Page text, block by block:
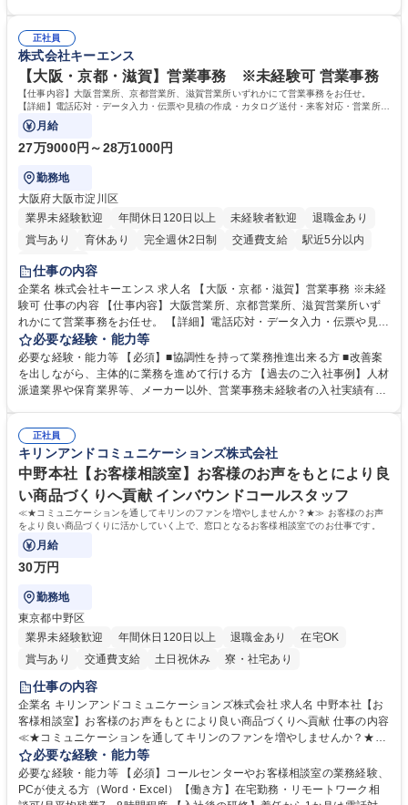
幅広く経験を積みたい意欲がある方に最適な環境です。 募集職種 【総
務・人事】未経験歓迎/日立グループ/組織運営を支えるゼネラリストを目
指す
のご経験 ■労務管理（給与計算・社会保険手続き・勤怠管理など）の経験
■衛生管理者の資格をお持ちの方 学歴・資格 学歴：大学院 大学 高専 短大
専修学校 高校 語学力： 資格：
正社員
株式会社キーエンス
【大阪・京都・滋賀】営業事務 ※未経験可 営業事務
【仕事内容】大阪営業所、京都営業所、滋賀営業所いずれかにて営業事務をお任せ。
【詳細】電話応対・データ入力・伝票や見積の作成・カタログ送付・来客対応・営業所内
で発生する事務業務や業務改善をお任せ。
月給
27万9000円～28万1000円
勤務地
大阪府大阪市淀川区
業界未経験歓迎
年間休日120日以上 未経験者歓迎
退職金あり
賞与あり
育休あり 完全週休2日制 交通費支給
駅近5分以内
土日祝休み
仕事の内容
企業名 株式会社キーエンス 求人名 【大阪・京都・滋賀】営業事務 ※未経
験可 仕事の内容 【仕事内容】大阪営業所、京都営業所、滋賀営業所いず
れかにて営業事務をお任せ。 【詳細】電話応対・データ入力・伝票や見積
の作成・カタログ送付・来客対応・営業所内で発生する事務業務や業務改
善をお任せ。 【教育制度】ご入社後、育成担当とペアになりながらOJTに
て業務を覚えていただくことが可能です。業務システムがきちんと構築さ
れているため、スムーズに仕事に慣れることができる環境です。また、
募集職種 【大阪・京都・滋賀】営業事務 ※未経験可
必要な経験・能力等
必要な経験・能力等 【必須】■協調性を持って業務推進出来る方 ■改善案
を出しながら、主体的に業務を進めて行ける方 【過去のご入社事例】人材
派遣業界や保育業界等、メーカー以外、営業事務未経験者の入社実績有
えて、お客様や社員の状況に合わせ、能動的なサポート、改善の動きも期
待され。組織を支えるスペシャリストとして、チームに貢献し、結果的に
社員から頼られる存在になることができます。平均19:30の退勤以降の業
務の持ち帰りも禁止されており、メリハリのある働き方となります。 学
歴・資格 学歴：大学院 大学 高専 短大 語学力： 資格：
正社員
キリンアンドコミュニケーションズ株式会社
中野本社【お客様相談室】お客様のお声をもとにより良
い商品づくりへ貢献 インバウンドコールスタッフ
≪★コミュニケーションを通してキリンのファンを増やしませんか？★≫ お客様のお声
をより良い商品づくりに活かしていく上で、窓口となるお客様相談室でのお仕事です。
月給
30万円
勤務地
東京都中野区
業界未経験歓迎
年間休日120日以上 退職金あり
在宅OK
賞与あり
交通費支給 土日祝休み 寮・社宅あり
仕事の内容
企業名 キリンアンドコミュニケーションズ株式会社 求人名 中野本社【お
客様相談室】お客様のお声をもとにより良い商品づくりへ貢献 仕事の内容
≪★コミュニケーションを通してキリンのファンを増やしませんか？★≫
お客様のお声をより良い商品づくりに活かしていく上で、窓口となるお客
様相談室でのお仕事です。 日々お客様からいただくキリングループへのご
意見を、企業活動に活かしています。お客様からの声に迅速かつ誠意をも
必要な経験・能力等
必要な経験・能力等 【必須】コールセンターやお客様相談室の業務経験、
PCが使える方（Word・Excel）【働き方】在宅勤務・リモートワーク相